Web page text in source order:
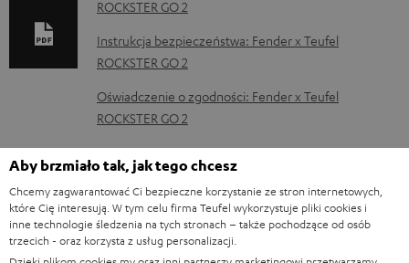
k
u
m
e
n
t
y
d
o
p
ROCKSTER GO 2
Instrukcja bezpieczeństwa: Fender x Teufel
ROCKSTER GO 2
Oświadczenie o zgodności: Fender x Teufel
ROCKSTER GO 2
I
n
Informacje o wysyłce
Aby brzmiało tak, jak tego chcesz
Chcemy zagwarantować Ci bezpieczne korzystanie ze stron internetowych,
które Cię interesują. W tym celu firma Teufel wykorzystuje pliki cookies i
inne technologie śledzenia na tych stronach – także pochodzące od osób
trzecich - oraz korzysta z usług personalizacji.